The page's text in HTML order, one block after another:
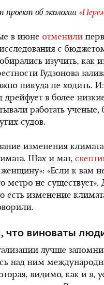
проект об экологии
в июне отменили
исследования с
изучить, как
Гудзонова
никуда не ходить.
дрейфует в более
работать ученые,
судов.
изменения
Шах и мат,
«Если к вам
метро не существует».
есть изменение
что виноваты
лучше
над ним
видимо, как и я,